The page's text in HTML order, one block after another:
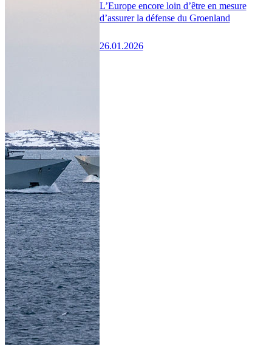
L’Europe encore loin d’être en mesure
d’assurer la défense du Groenland
26.01.2026